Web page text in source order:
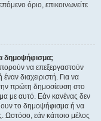
όριο, επικοινωνείτε
δημοψήφισμα;
να επεξεργαστούν
διαχειριστή. Για να
πρώτη δημοσίευση στο
με αυτό. Εάν κανένας δεν
το δημοψήφισμα ή να
Ωστόσο, εάν κάποιο μέλος